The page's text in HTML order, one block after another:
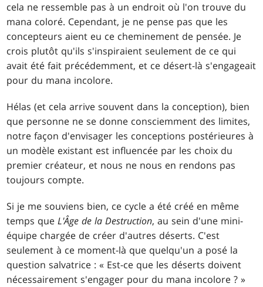
cela ne ressemble pas à un endroit où l'on trouve du
mana coloré. Cependant, je ne pense pas que les
concepteurs aient eu ce cheminement de pensée. Je
crois plutôt qu'ils s'inspiraient seulement de ce qui
avait été fait précédemment, et ce désert-là s'engageait
pour du mana incolore.
Hélas (et cela arrive souvent dans la conception), bien
que personne ne se donne consciemment des limites,
notre façon d'envisager les conceptions postérieures à
un modèle existant est influencée par les choix du
premier créateur, et nous ne nous en rendons pas
toujours compte.
Si je me souviens bien, ce cycle a été créé en même
temps queL'Âge de la Destruction, au sein d'une mini-
équipe chargée de créer d'autres déserts. C'est
seulement à ce moment-là que quelqu'un a posé la
question salvatrice : « Est-ce que les déserts doivent
nécessairement s'engager pour du mana incolore ? »